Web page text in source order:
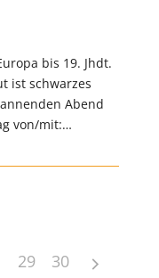
bis 19. Jhdt.
ist schwarzes
Abend
von/mit:…
29 30